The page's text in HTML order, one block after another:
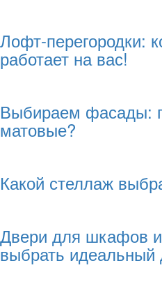
Лофт-перегородки:
работает на вас!
Выбираем фасады:
матовые?
Какой стеллаж
Двери для шкафов
выбрать идеальный